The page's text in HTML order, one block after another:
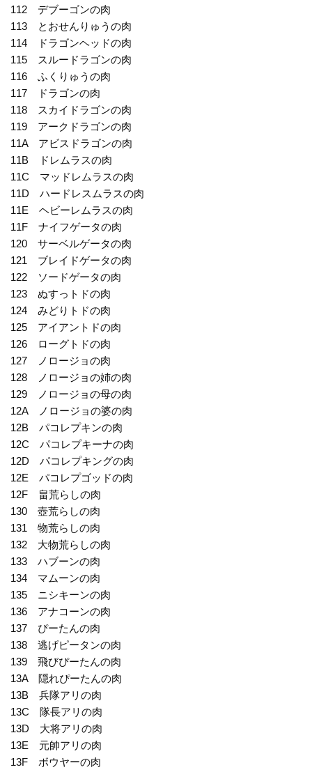
112 デブーゴンの肉
113 とおせんりゅうの肉
114 ドラゴンヘッドの肉
115 スルードラゴンの肉
116 ふくりゅうの肉
117 ドラゴンの肉
118 スカイドラゴンの肉
119 アークドラゴンの肉
11A アビスドラゴンの肉
11B ドレムラスの肉
11C マッドレムラスの肉
11D ハードレスムラスの肉
11E ヘビーレムラスの肉
11F ナイフゲータの肉
120 サーベルゲータの肉
121 ブレイドゲータの肉
122 ソードゲータの肉
123 ぬすっトドの肉
124 みどりトドの肉
125 アイアントドの肉
126 ローグトドの肉
127 ノロージョの肉
128 ノロージョの姉の肉
129 ノロージョの母の肉
12A ノロージョの婆の肉
12B パコレプキンの肉
12C パコレプキーナの肉
12D パコレプキングの肉
12E パコレプゴッドの肉
12F 畠荒らしの肉
130 壺荒らしの肉
131 物荒らしの肉
132 大物荒らしの肉
133 ハブーンの肉
134 マムーンの肉
135 ニシキーンの肉
136 アナコーンの肉
137 ぴーたんの肉
138 逃げピータンの肉
139 飛びぴーたんの肉
13A 隠れぴーたんの肉
13B 兵隊アリの肉
13C 隊長アリの肉
13D 大将アリの肉
13E 元帥アリの肉
13F ボウヤーの肉